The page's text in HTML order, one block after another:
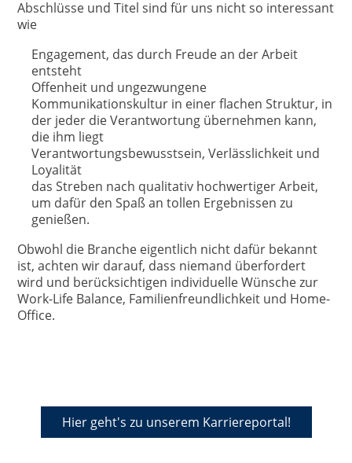
Abschlüsse und Titel sind für uns nicht so interessant
wie
Engagement, das durch Freude an der Arbeit
entsteht
Offenheit und ungezwungene
Kommunikationskultur in einer flachen Struktur, in
der jeder die Verantwortung übernehmen kann,
die ihm liegt
Verantwortungsbewusstsein, Verlässlichkeit und
Loyalität
das Streben nach qualitativ hochwertiger Arbeit,
um dafür den Spaß an tollen Ergebnissen zu
genießen.
Obwohl die Branche eigentlich nicht dafür bekannt
ist, achten wir darauf, dass niemand überfordert
wird und berücksichtigen individuelle Wünsche zur
Work-Life Balance, Familienfreundlichkeit und Home-
Office.
Hier geht's zu unserem Karriereportal!